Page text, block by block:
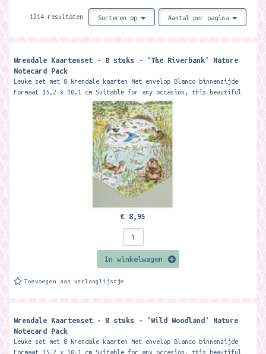
1214 resultaten Sorteren op Aantal per pagina
Wrendale Kaartenset - 8 stuks - 'The Riverbank' Nature
Notecard Pack
Leuke set met 8 Wrendale kaarten Met envelop Blanco binnenzijde
Formaat 15,2 x 10,1 cm Suitable for any occasion, this beautiful
€ 8,95
In winkelwagen
Toevoegen aan verlanglijstje
Wrendale Kaartenset - 8 stuks - 'Wild Woodland' Nature
Notecard Pack
Leuke set met 8 Wrendale kaarten Met envelop Blanco binnenzijde
Formaat 15,2 x 10,1 cm Suitable for any occasion, this beautiful